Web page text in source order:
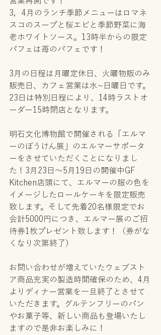
3，4月のランチ季節メニューはロマネ
スコのスープと桜エビと季節野菜に海
老ホワイトソース。13時半からの限定
パフェは苺のパフェです！
3月の日程は月曜定休日、火曜物販のみ
販売日、カフェ営業は水∼日曜日です。
23日は特別日程により、14時ラストオ
ーダー15時閉店となります。
明石文化博物館で開催される「エルマ
ーのぼうけん展」のエルマーサポータ
ーをさせていただくことになりまし
た！3月23日～5月19日の開催中GF
Kitchen店頭にて、エルマーの服の色を
イメージしたロールケーキを限定販売
致します。そして先着20名様限定でお
会計5000円につき、エルマー展のご招
待券1枚プレゼント致します！（券がな
くなり次第終了）
お問い合わせが増えていたウェブスト
ア商品充実の製造時間確保のため、4月
よりディナー営業を一旦終了とさせて
いただきます。グルテンフリーのパン
やお菓子等、新しい商品も登場いたし
ますので是非お楽しみに！